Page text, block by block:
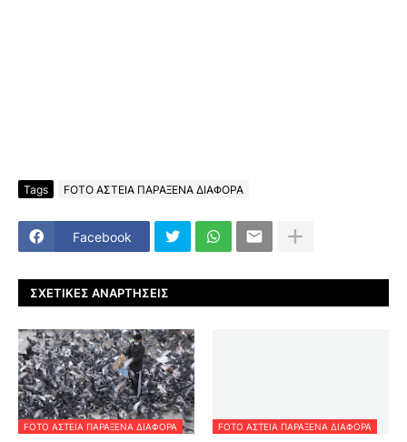
Tags FOTO ΑΣΤΕΙΑ ΠΑΡΑΞΕΝΑ ΔΙΑΦΟΡΑ
Facebook
ΣΧΕΤΙΚΈΣ ΑΝΑΡΤΉΣΕΙΣ
FOTO ΑΣΤΕΙΑ ΠΑΡΑΞΕΝΑ ΔΙΑΦΟΡΑ FOTO ΑΣΤΕΙΑ ΠΑΡΑΞΕΝΑ ΔΙΑΦΟΡΑ